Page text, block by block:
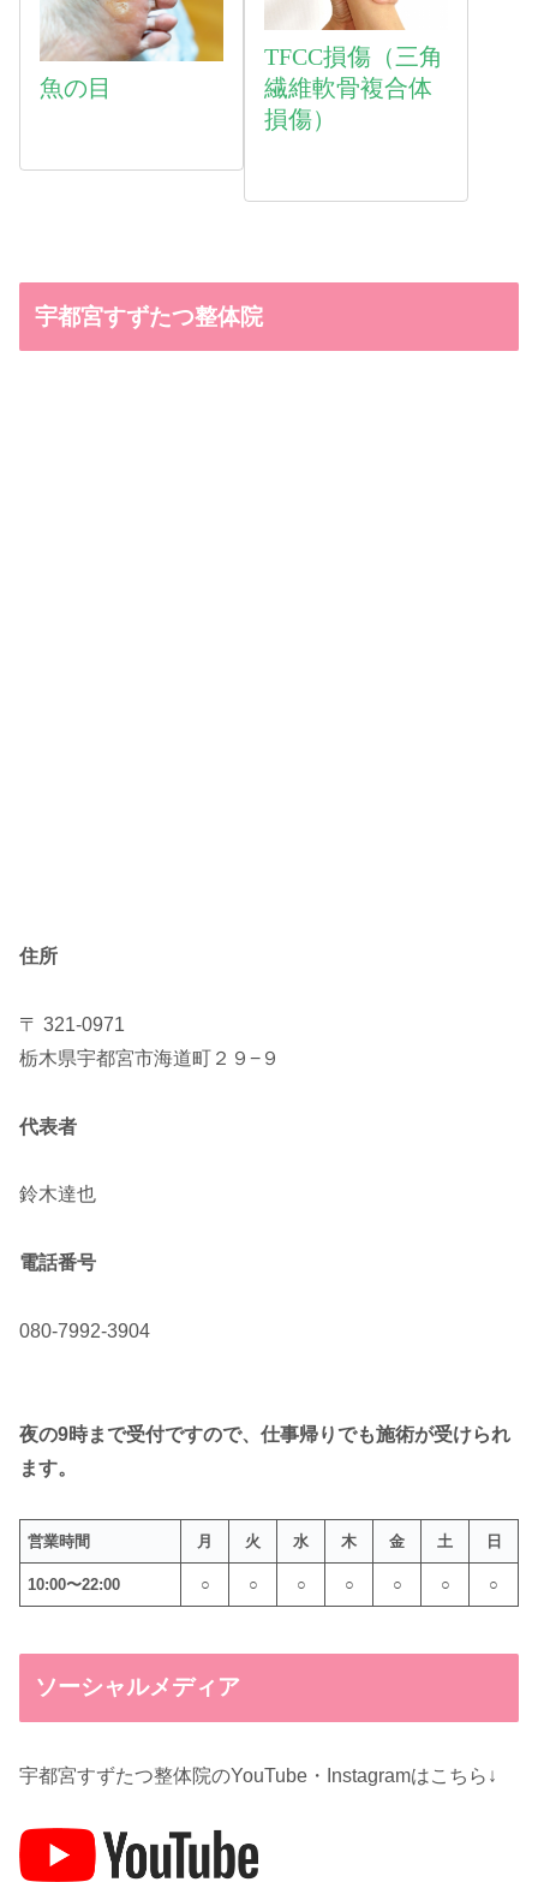
魚の目
TFCC損傷（三角
繊維軟骨複合体
損傷）
宇都宮すずたつ整体院
住所
〒 321-0971
栃木県宇都宮市海道町２９−９
代表者
鈴木達也
電話番号
080-7992-3904
夜の9時まで受付ですので、仕事帰りでも施術が受けられ
ます。
営業時間 月 火 水 木 金 土 日
10:00〜22:00 ○ ○ ○ ○ ○ ○ ○
ソーシャルメディア
宇都宮すずたつ整体院のYouTube・Instagramはこちら↓